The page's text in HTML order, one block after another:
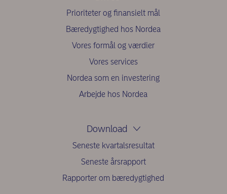
Prioriteter og finansielt mål
Bæredygtighed hos Nordea
Vores formål og værdier
Vores services
Nordea som en investering
Arbejde hos Nordea
Download
Seneste kvartalsresultat
Seneste årsrapport
Rapporter om bæredygtighed